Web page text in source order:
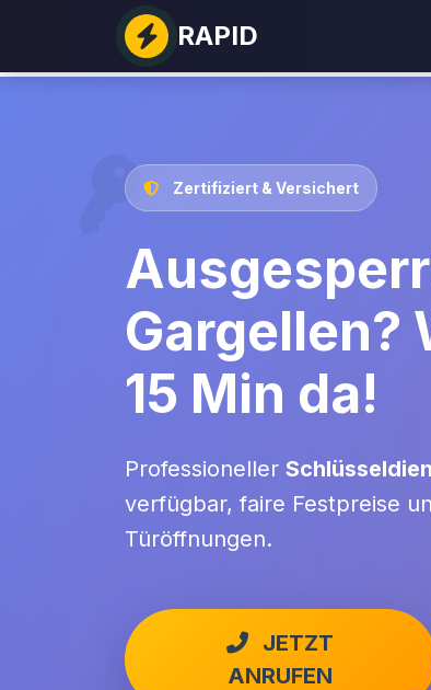
RAPID
Zertifiziert & Versichert
Gargellen?
15 Min da!
Professioneller
verfügbar, faire Festpreise
Türöffnungen.
JETZT
ANRUFEN